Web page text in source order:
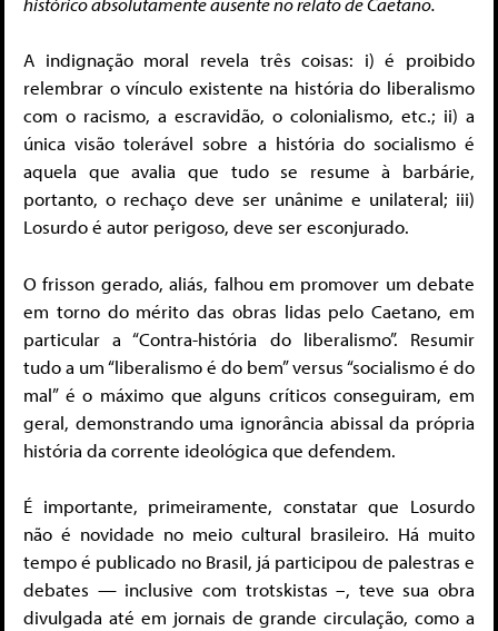
A indignação moral revela três coisas: i) é proibido
relembrar o vínculo existente na história do liberalismo
com o racismo, a escravidão, o colonialismo, etc.; ii) a
única visão tolerável sobre a história do socialismo é
aquela que avalia que tudo se resume à barbárie,
portanto, o rechaço deve ser unânime e unilateral; iii)
Losurdo é autor perigoso, deve ser esconjurado.
O frisson gerado, aliás, falhou em promover um debate
em torno do mérito das obras lidas pelo Caetano, em
particular a “Contra-história do liberalismo”. Resumir
tudo a um “liberalismo é do bem” versus “socialismo é do
mal” é o máximo que alguns críticos conseguiram, em
geral, demonstrando uma ignorância abissal da própria
história da corrente ideológica que defendem.
É importante, primeiramente, constatar que Losurdo
não é novidade no meio cultural brasileiro. Há muito
tempo é publicado no Brasil, já participou de palestras e
debates — inclusive com trotskistas –, teve sua obra
divulgada até em jornais de grande circulação, como a